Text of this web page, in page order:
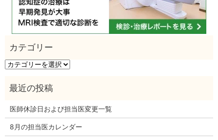
カ
ゴ
リ
医師休診日および担当医変更一覧
8月の担当医カレンダー